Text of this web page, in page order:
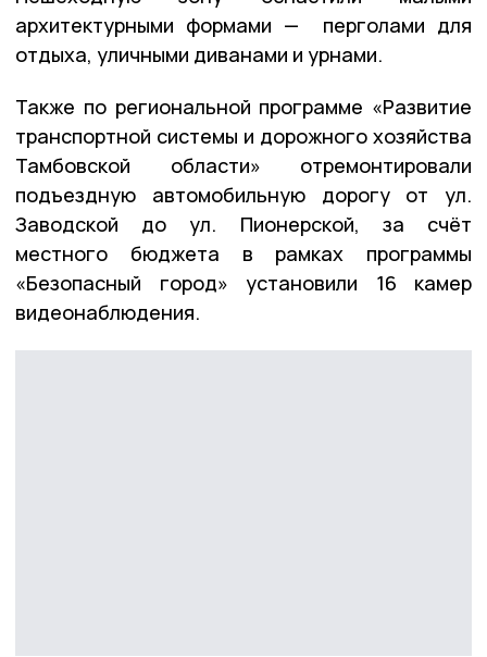
архитектурными формами — перголами для
отдыха, уличными диванами и урнами.
Также по региональной программе «Развитие
транспортной системы и дорожного хозяйства
Тамбовской области» отремонтировали
подъездную автомобильную дорогу от ул.
Заводской до ул. Пионерской, за счёт
местного бюджета в рамках программы
«Безопасный город» установили 16 камер
видеонаблюдения.